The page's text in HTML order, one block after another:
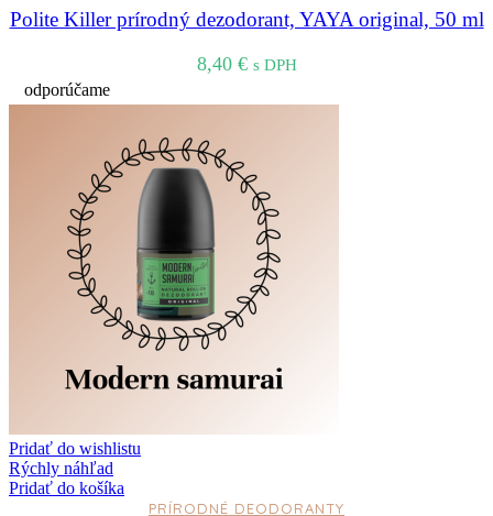
Polite Killer prírodný dezodorant, YAYA original, 50 ml
8,40 € s DPH
odporúčame
Pridať do wishlistu
Rýchly náhľad
Pridať do košíka
PRÍRODNÉ DEODORANTY